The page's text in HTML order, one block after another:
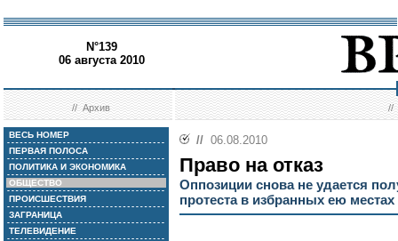
N°139
06 августа 2010
//Архив //
ВЕСЬ НОМЕР
ПЕРВАЯ ПОЛОСА
ПОЛИТИКА И ЭКОНОМИКА
ОБЩЕСТВО
ПРОИСШЕСТВИЯ
ЗАГРАНИЦА
ТЕЛЕВИДЕНИЕ
// 06.08.2010
Право на отказ
Оппозиции снова не удается
протеста в избранных ею местах